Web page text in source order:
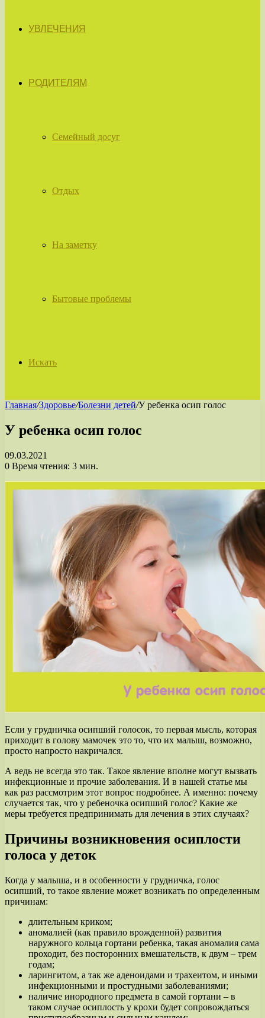
УВЛЕЧЕНИЯ
РОДИТЕЛЯМ
Семейный досуг
Отдых
На заметку
Бытовые проблемы
Искать
Главная/Здоровье/Болезни детей/У ребенка осип голос
У ребенка осип голос
09.03.2021
0 Время чтения: 3 мин.
Если у грудничка осипший голосок, то первая мысль, которая
приходит в голову мамочек это то, что их малыш, возможно,
просто напросто накричался.
А ведь не всегда это так. Такое явление вполне могут вызвать
инфекционные и прочие заболевания. И в нашей статье мы
как раз рассмотрим этот вопрос подробнее. А именно: почему
случается так, что у ребеночка осипший голос? Какие же
меры требуется предпринимать для лечения в этих случаях?
Причины возникновения осиплости
голоса у деток
Когда у малыша, и в особенности у грудничка, голос
осипший, то такое явление может возникать по определенным
причинам:
длительным криком;
аномалией (как правило врожденной) развития
наружного кольца гортани ребенка, такая аномалия сама
проходит, без посторонних вмешательств, к двум – трем
годам;
ларингитом, а так же аденоидами и трахеитом, и иными
инфекционными и простудными заболеваниями;
наличие инородного предмета в самой гортани – в
таком случае осиплость у крохи будет сопровождаться